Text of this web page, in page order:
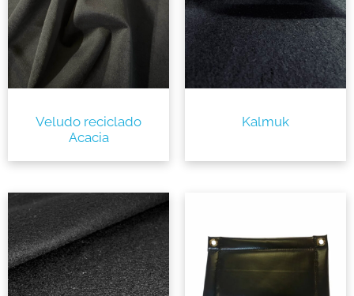
Veludo reciclado
Acacia
Kalmuk